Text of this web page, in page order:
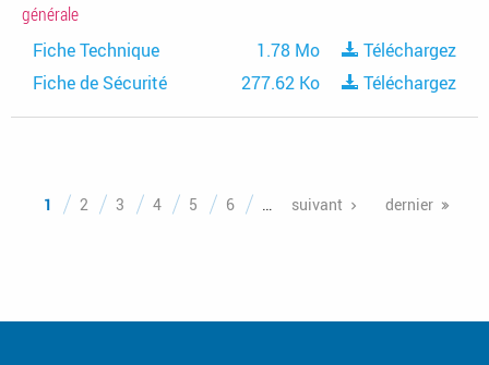
générale
Fiche Technique
1.78 Mo
Téléchargez
Fiche de Sécurité
277.62 Ko Téléchargez
1 2 3 4 5 6 suivant dernier